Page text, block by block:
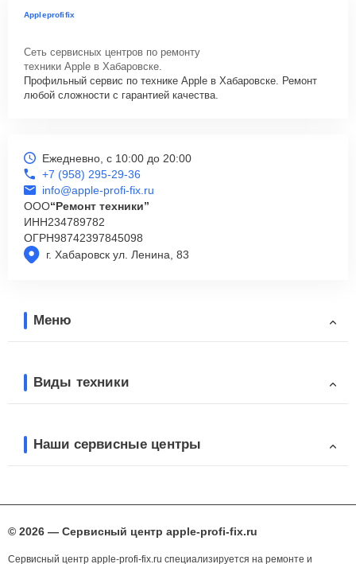
Appleprofifix
Сеть сервисных центров по ремонту
техники Apple в Хабаровске.
Профильный сервис по технике Apple в Хабаровске. Ремонт
любой сложности с гарантией качества.
г. Хабаровск ул. Ленина, 83
Ежедневно, с 10:00 до 20:00
+7 (958) 295-29-36
info@apple-profi-fix.ru
ООО“Ремонт техники”
ИНН234789782
ОГРН98742397845098
Меню
Виды техники
Наши сервисные центры
© 2026 — Сервисный центр apple-profi-fix.ru
Сервисный центр apple-profi-fix.ru специализируется на ремонте и